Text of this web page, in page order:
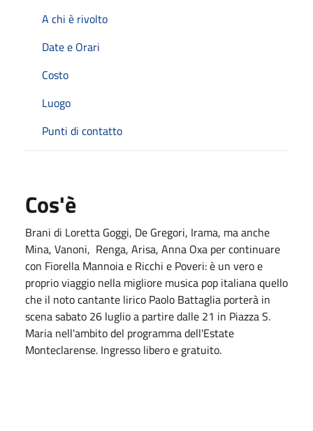
A chi è rivolto
Date e Orari
Costo
Luogo
Punti di contatto
Cos'è
Brani di Loretta Goggi, De Gregori, Irama, ma anche
Mina, Vanoni, Renga, Arisa, Anna Oxa per continuare
con Fiorella Mannoia e Ricchi e Poveri: è un vero e
proprio viaggio nella migliore musica pop italiana quello
che il noto cantante lirico Paolo Battaglia porterà in
scena sabato 26 luglio a partire dalle 21 in Piazza S.
Maria nell'ambito del programma dell'Estate
Monteclarense. Ingresso libero e gratuito.